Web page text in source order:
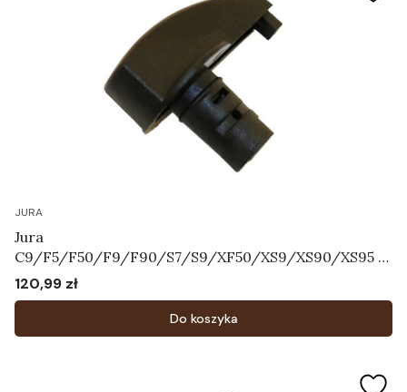
JURA
Jura
C9/F5/F50/F9/F90/S7/S9/XF50/XS9/XS90/XS95 -
Przełącznik wyboru dyszy cappuccino Art.63604
Cena
120,99 zł
Do koszyka